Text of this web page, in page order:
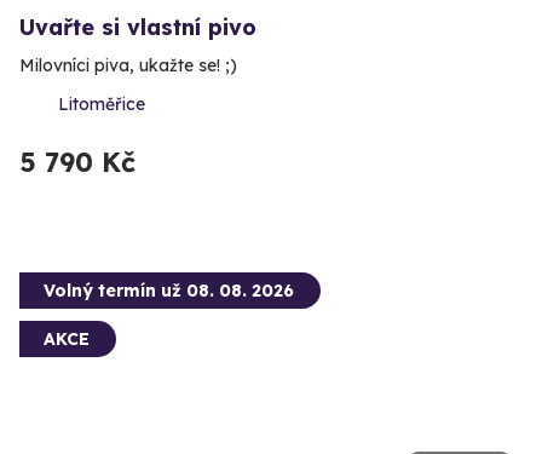
Uvařte si vlastní pivo
Milovníci piva, ukažte se! ;)
Litoměřice
5 790 Kč
Volný termín už 08. 08. 2026
AKCE